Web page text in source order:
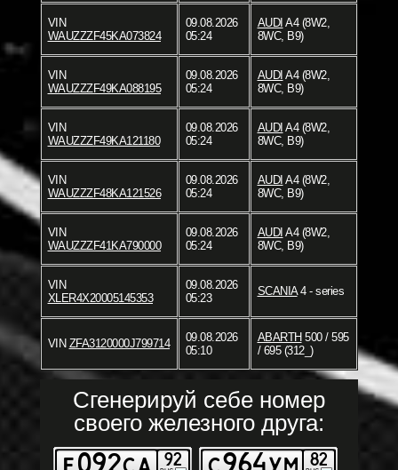
VIN
WAUZZZF45KA073824
09.08.2026
05:24
AUDI A4 (8W2,
8WC, B9)
VIN
WAUZZZF49KA088195
09.08.2026
05:24
AUDI A4 (8W2,
8WC, B9)
VIN
WAUZZZF49KA121180
09.08.2026
05:24
AUDI A4 (8W2,
8WC, B9)
VIN
WAUZZZF48KA121526
09.08.2026
05:24
AUDI A4 (8W2,
8WC, B9)
VIN
WAUZZZF41KA790000
09.08.2026
05:24
AUDI A4 (8W2,
8WC, B9)
VIN
XLER4X20005145353
09.08.2026
05:23
SCANIA4 - series
VIN ZFA3120000J799714
09.08.2026
05:10
ABARTH 500 / 595
/ 695 (312_)
Сгенерируй себе номер
своего железного друга: